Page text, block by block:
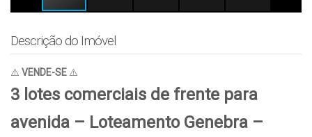
Descrição do Imóvel
⚠️ VENDE-SE ⚠️
3 lotes comerciais de frente para
avenida – Loteamento Genebra –